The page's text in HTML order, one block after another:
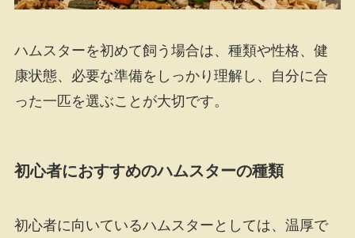
ハムスターを初めて飼う場合は、種類や性格、健
康状態、必要な準備をしっかり理解し、自分に合
った一匹を選ぶことが大切です。
初心者におすすめのハムスターの種類
初心者に向いているハムスターとしては、温厚で